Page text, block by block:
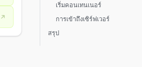
เริ่มคอนเทนเนอร์
การเข้าถึงเซิร์ฟเวอร์
สรุป